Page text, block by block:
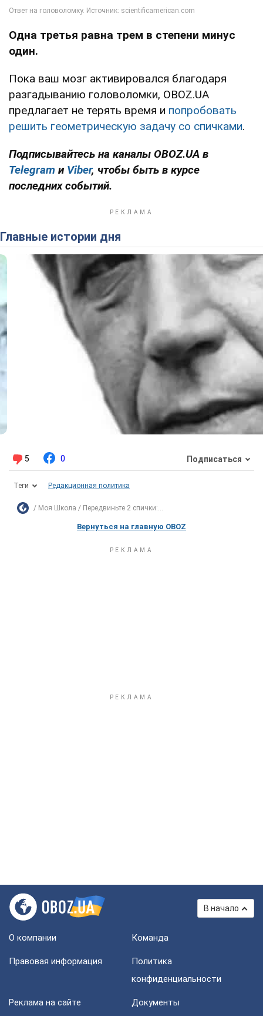
Одна третья равна трем в степени минус
один.
Пока ваш мозг активировался благодаря
разгадыванию головоломки, OBOZ.UA
предлагает не терять время и попробовать
решить геометрическую задачу со спичками.
Подписывайтесь на каналы OBOZ.UA в
Telegram и Viber, чтобы быть в курсе
последних событий.
Главные истории дня
5 0 Подписаться
Теги Редакционная политика
Моя Школа Передвиньте 2 спички:...
Вернуться на главную OBOZ
В начало
О компании Команда
Правовая информация
Политика
конфиденциальности
Реклама на сайте Документы